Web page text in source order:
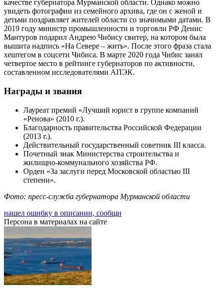
качестве губернатора Мурманской области. Однако можно
увидеть фотографии из семейного архива, где он с женой и
детьми поздравляет жителей области со значимыми датами. В
2019 году министр промышленности и торговли РФ Денис
Мантуров подарил Андрею Чибису свитер, на котором была
вышита надпись «На Севере – жить». После этого фраза стала
хештегом в соцсети Чибиса. В марте 2020 года Чибис занял
четвертое место в рейтинге губернаторов по активности,
составленном исследователями АПЭК.
Награды и звания
Лауреат премий «Лучший юрист в группе компаний
«Ренова» (2010 г.).
Благодарность правительства Российской Федерации
(2013 г.).
Действительный государственный советник III класса.
Почетный знак Министерства строительства и
жилищно-коммунального хозяйства РФ.
Орден «За заслуги перед Московской областью III
степени».
Фото: пресс-служба губернатора Мурманской области
нашел ошибку в описании, сообщи
Персона в материалах на сайте